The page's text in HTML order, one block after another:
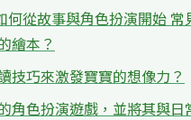
何從故事與角色扮演開始 常
繪本？
技巧來激發寶寶的想像力？
角色扮演遊戲，並將其與日